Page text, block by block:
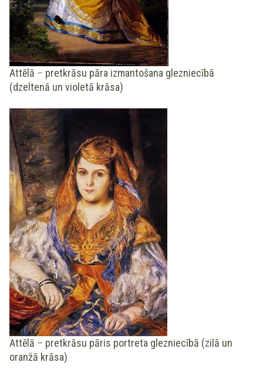
Attēlā – pretkrāsu pāra izmantošana glezniecībā
(dzeltenā un violetā krāsa)
Attēlā – pretkrāsu pāris portreta glezniecībā (zilā un
oranžā krāsa)